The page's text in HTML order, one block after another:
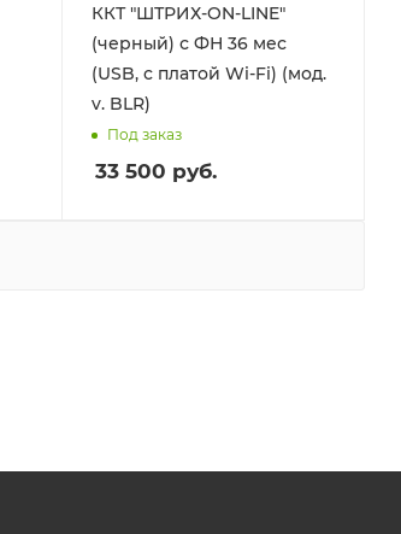
ККТ "ШТРИХ-ON-LINE"
(черный) с ФН 36 мес
(USB, с платой Wi-Fi) (мод.
v. BLR)
Под заказ
33 500 руб.